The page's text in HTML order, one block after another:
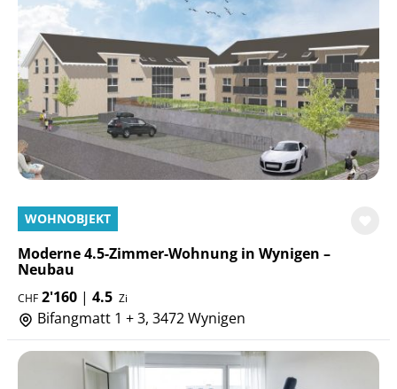
WOHNOBJEKT
Moderne 4.5-Zimmer-Wohnung in Wynigen –
Neubau
CHF 2'160 | 4.5 Zi
Bifangmatt 1 + 3, 3472 Wynigen